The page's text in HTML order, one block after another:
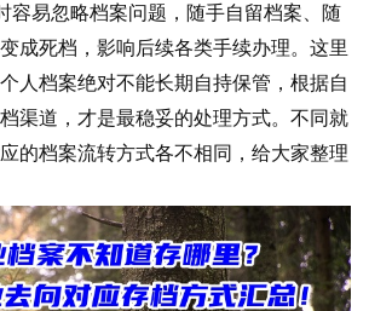
容易忽略档案问题，随手自留档案、随
成死档，影响后续各类手续办理。这里
人档案绝对不能长期自持保管，根据自
渠道，才是最稳妥的处理方式。不同就
的档案流转方式各不相同，给大家整理